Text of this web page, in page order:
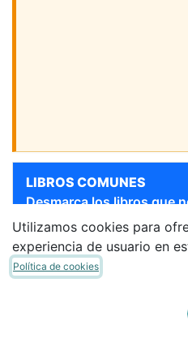
LIBROS COMUNES
Desmarca los libros que
Sigue bajando
Utilizamos cookies para
experiencia de usuario en
Política de cookies